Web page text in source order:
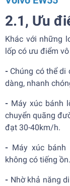
2.1, Ưu
Khác với những
lốp có ưu điểm
- Chúng có thể
dàng, nhanh
- Máy xúc bánh
chuyển quãng
đạt 30-40km/h.
- Máy xúc
không có tiếng ồn.
- Nhờ khả năng